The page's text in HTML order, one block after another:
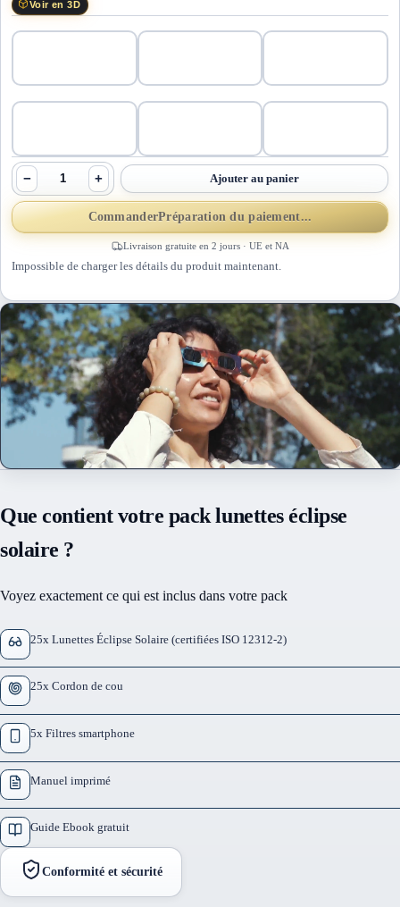
Voir en 3D
− + Ajouter au panier
CommanderPréparation du paiement...
Livraison gratuite en 2 jours · UE et NA
Impossible de charger les détails du produit maintenant.
Que contient votre pack lunettes éclipse
solaire ?
Voyez exactement ce qui est inclus dans votre pack
25x Lunettes Éclipse Solaire (certifiées ISO 12312-2)
25x Cordon de cou
5x Filtres smartphone
Manuel imprimé
Guide Ebook gratuit
Conformité et sécurité